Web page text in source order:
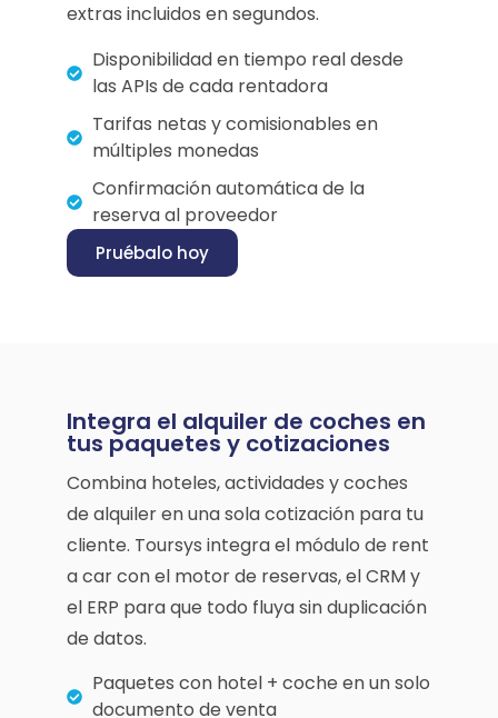
extras incluidos en segundos.
Disponibilidad en tiempo real desde
las APIs de cada rentadora
Tarifas netas y comisionables en
múltiples monedas
Confirmación automática de la
reserva al proveedor
Pruébalo hoy
Integra el alquiler de coches en
tus paquetes y cotizaciones
Combina hoteles, actividades y coches
de alquiler en una sola cotización para tu
cliente. Toursys integra el módulo de rent
a car con el motor de reservas, el CRM y
el ERP para que todo fluya sin duplicación
de datos.
Paquetes con hotel + coche en un solo
documento de venta